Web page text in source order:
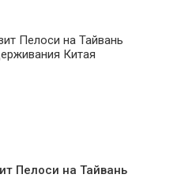
Пелоси на Тайвань